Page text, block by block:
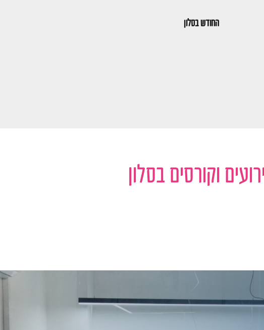
החודש בסלון
וקורסים בסלון